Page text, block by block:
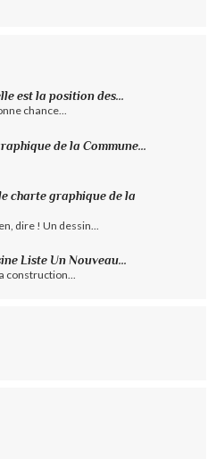
est la position des...
chance...
de la Commune...
charte graphique de la
dire ! Un dessin...
Liste Un Nouveau...
construction...